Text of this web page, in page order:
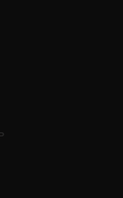
wil jij